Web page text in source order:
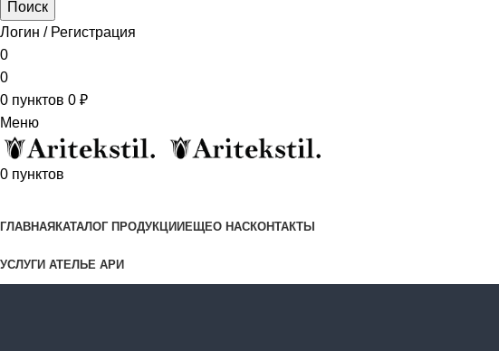
Поиск
Логин / Регистрация
0
0
0 пунктов 0 ₽
Меню
0 пунктов
ГЛАВНАЯКАТАЛОГ ПРОДУКЦИИЕЩЕО НАСКОНТАКТЫ
УСЛУГИ АТЕЛЬЕ АРИ